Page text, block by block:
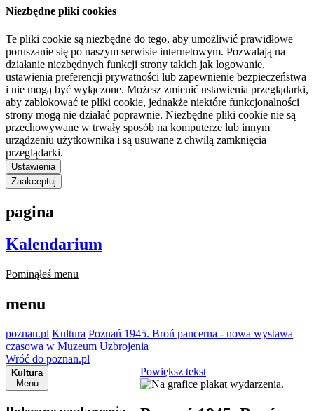
Niezbędne pliki cookies
Te pliki cookie są niezbędne do tego, aby umożliwić prawidłowe
poruszanie się po naszym serwisie internetowym. Pozwalają na
działanie niezbędnych funkcji strony takich jak logowanie,
ustawienia preferencji prywatności lub zapewnienie bezpieczeństwa
i nie mogą być wyłączone. Możesz zmienić ustawienia przeglądarki,
aby zablokować te pliki cookie, jednakże niektóre funkcjonalności
strony mogą nie działać poprawnie. Niezbędne pliki cookie nie są
przechowywane w trwały sposób na komputerze lub innym
urządzeniu użytkownika i są usuwane z chwilą zamknięcia
przeglądarki.
Ustawienia
Zaakceptuj
pagina
Kalendarium
Pominąłeś menu
menu
poznan.pl Kultura Poznań 1945. Broń pancerna - nowa wystawa
czasowa w Muzeum Uzbrojenia
Wróć do poznan.pl
Kultura
Menu
Powiększ tekst